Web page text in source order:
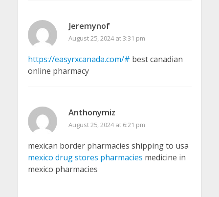
Jeremynof
August 25, 2024 at 3:31 pm
https://easyrxcanada.com/# best canadian
online pharmacy
Anthonymiz
August 25, 2024 at 6:21 pm
mexican border pharmacies shipping to usa
mexico drug stores pharmacies medicine in
mexico pharmacies